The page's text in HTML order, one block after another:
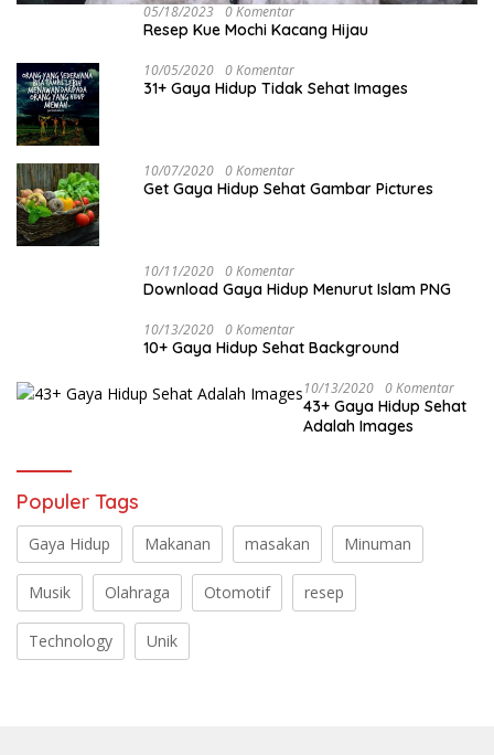
05/18/2023 0 Komentar
Resep Kue Mochi Kacang Hijau
10/05/2020 0 Komentar
31+ Gaya Hidup Tidak Sehat Images
10/07/2020 0 Komentar
Get Gaya Hidup Sehat Gambar Pictures
10/11/2020 0 Komentar
Download Gaya Hidup Menurut Islam PNG
10/13/2020 0 Komentar
10+ Gaya Hidup Sehat Background
10/13/2020 0 Komentar
43+ Gaya Hidup Sehat
Adalah Images
Populer Tags
Gaya Hidup Makanan masakan Minuman
Musik Olahraga Otomotif resep
Technology Unik